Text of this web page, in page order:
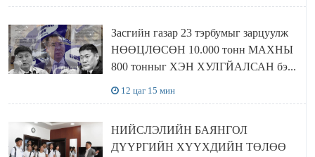
Засгийн газар 23 тэрбумыг зарцуулж
НӨӨЦЛӨСӨН 10.000 тонн МАХНЫ
800 тонныг ХЭН ХУЛГЙАЛСАН бэ...
12 цаг 15 мин
НИЙСЛЭЛИЙН БАЯНГОЛ
ДҮҮРГИЙН ХҮҮХДИЙН ТӨЛӨӨ